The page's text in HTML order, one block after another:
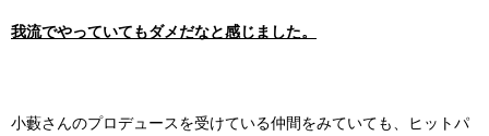
我流でやっていてもダメだなと感じました。
小藪さんのプロデュースを受けている仲間をみていても、ヒットパ